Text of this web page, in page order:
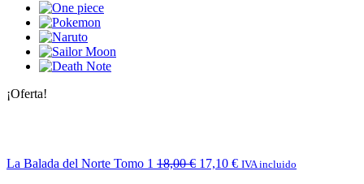
¡Oferta!
La Balada del Norte Tomo 1 18,00€ 17,10 € IVA incluido